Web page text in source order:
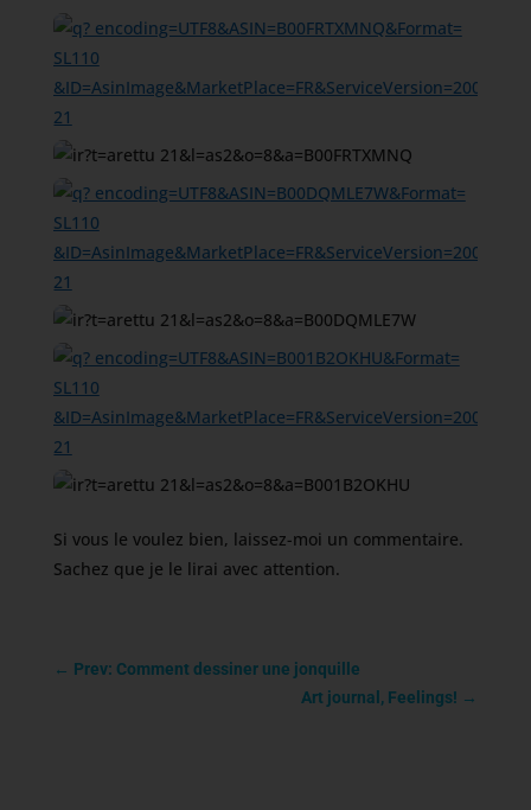
Si vous le voulez bien, laissez-moi un commentaire.
Sachez que je le lirai avec attention.
← Prev: Comment dessiner une jonquille
Art journal, Feelings! →